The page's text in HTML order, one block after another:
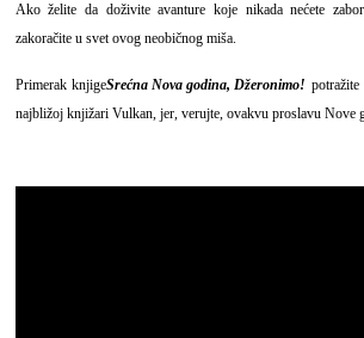
Ako želite da doživite avanture koje nikada nećete
zakoračite u svet ovog neobičnog miša.
Primerak knjigeSrećna Nova godina, Džeronimo!
najbližoj knjižari Vulkan, jer, verujte, ovakvu proslavu Nove